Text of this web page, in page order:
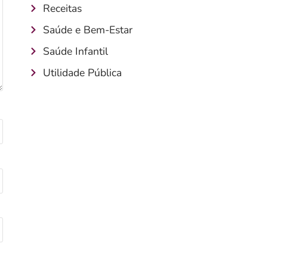
Receitas
Saúde e Bem-Estar
Saúde Infantil
Utilidade Pública